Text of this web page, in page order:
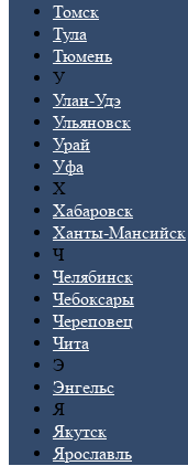
Томск
Тула
Тюмень
У
Улан-Удэ
Ульяновск
Урай
Уфа
Х
Хабаровск
Ханты-Мансийск
Ч
Челябинск
Чебоксары
Череповец
Чита
Э
Энгельс
Я
Якутск
Ярославль